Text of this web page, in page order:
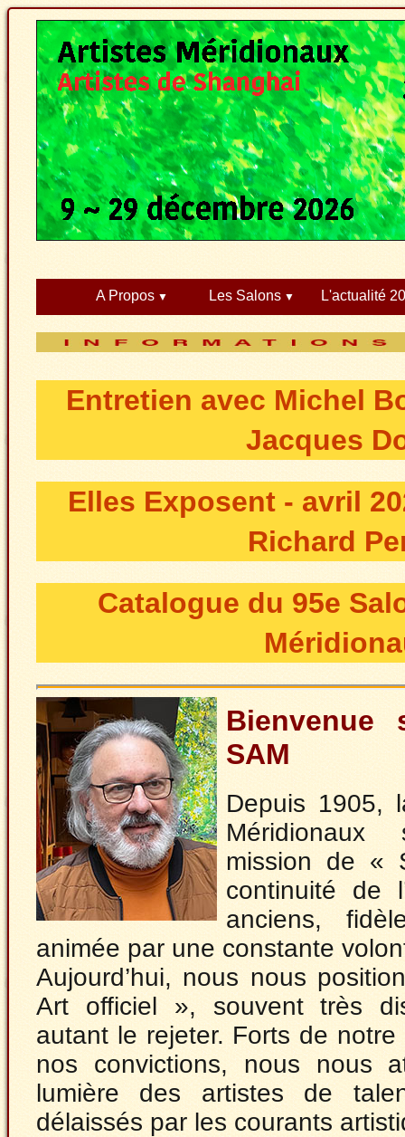
A Propos Les Salons L'actualité
Entretien avec Michel
Jacques
Elles Exposent - avril
Richard
Catalogue du 95e
SAM
Depuis 1905,
mission de «
continuité de
anciens,
animée par une constante
Aujourd’hui, nous nous
Art officiel », souvent très
autant le rejeter. Forts de
nos convictions, nous nous
lumière des artistes de
délaissés par les courants